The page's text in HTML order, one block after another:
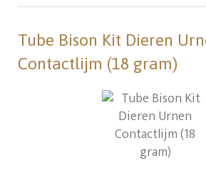
Tube Bison Kit Dieren
Contactlijm (18 gram)